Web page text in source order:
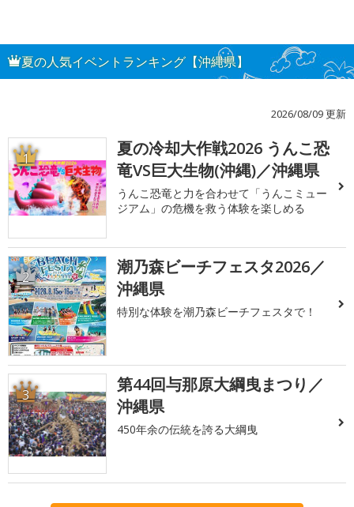
夏の人気イベントランキング【沖縄県】
2026/08/09 更新
1
夏の冷却大作戦2026 うんこ恐
竜VS巨大生物(沖縄)／沖縄県
うんこ恐竜と力を合わせて「うんこミュー
ジアム」の危機を救う体験を楽しめる
2
潮乃森ビーチフェスタ2026／
沖縄県
特別な体験を潮乃森ビーチフェスタで！
3
第44回与那原大綱曳まつり／
沖縄県
450年余の伝統を誇る大綱曳